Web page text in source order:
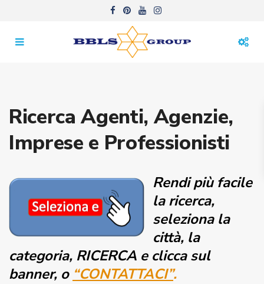
Ricerca Agenti, Agenzie,
Imprese e Professionisti
Rendi più facile
la ricerca,
seleziona la
città, la
categoria, RICERCA e clicca sul
banner, o “CONTATTACI”.